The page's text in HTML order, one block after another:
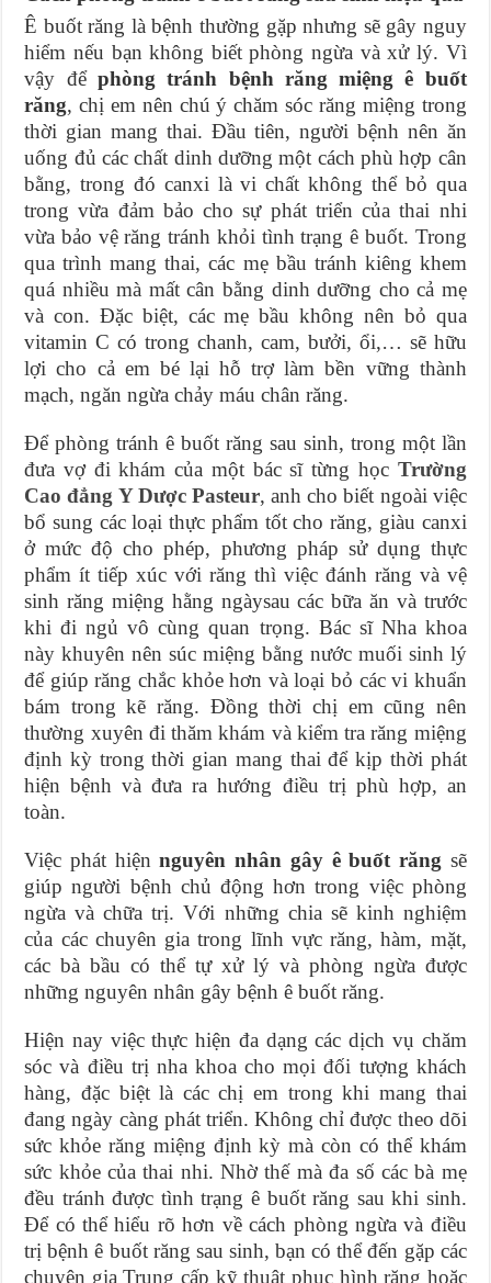
Ê buốt răng là bệnh thường gặp nhưng sẽ gây nguy
hiểm nếu bạn không biết phòng ngừa và xử lý. Vì
vậy để phòng tránh bệnh răng miệng ê buốt
răng, chị em nên chú ý chăm sóc răng miệng trong
thời gian mang thai. Đầu tiên, người bệnh nên ăn
uống đủ các chất dinh dưỡng một cách phù hợp cân
bằng, trong đó canxi là vi chất không thể bỏ qua
trong vừa đảm bảo cho sự phát triển của thai nhi
vừa bảo vệ răng tránh khỏi tình trạng ê buốt. Trong
qua trình mang thai, các mẹ bầu tránh kiêng khem
quá nhiều mà mất cân bằng dinh dưỡng cho cả mẹ
và con. Đặc biệt, các mẹ bầu không nên bỏ qua
vitamin C có trong chanh, cam, bưởi, ổi,… sẽ hữu
lợi cho cả em bé lại hỗ trợ làm bền vững thành
mạch, ngăn ngừa chảy máu chân răng.
Để phòng tránh ê buốt răng sau sinh, trong một lần
đưa vợ đi khám của một bác sĩ từng học Trường
Cao đẳng Y Dược Pasteur, anh cho biết ngoài việc
bổ sung các loại thực phẩm tốt cho răng, giàu canxi
ở mức độ cho phép, phương pháp sử dụng thực
phẩm ít tiếp xúc với răng thì việc đánh răng và vệ
sinh răng miệng hằng ngàysau các bữa ăn và trước
khi đi ngủ vô cùng quan trọng. Bác sĩ Nha khoa
này khuyên nên súc miệng bằng nước muối sinh lý
để giúp răng chắc khỏe hơn và loại bỏ các vi khuẩn
bám trong kẽ răng. Đồng thời chị em cũng nên
thường xuyên đi thăm khám và kiểm tra răng miệng
định kỳ trong thời gian mang thai để kịp thời phát
hiện bệnh và đưa ra hướng điều trị phù hợp, an
toàn.
Việc phát hiệnnguyên nhân gây ê buốt răng sẽ
giúp người bệnh chủ động hơn trong việc phòng
ngừa và chữa trị. Với những chia sẽ kinh nghiệm
của các chuyên gia trong lĩnh vực răng, hàm, mặt,
các bà bầu có thể tự xử lý và phòng ngừa được
những nguyên nhân gây bệnh ê buốt răng.
Hiện nay việc thực hiện đa dạng các dịch vụ chăm
sóc và điều trị nha khoa cho mọi đối tượng khách
hàng, đặc biệt là các chị em trong khi mang thai
đang ngày càng phát triển. Không chỉ được theo dõi
sức khỏe răng miệng định kỳ mà còn có thể khám
sức khỏe của thai nhi. Nhờ thế mà đa số các bà mẹ
đều tránh được tình trạng ê buốt răng sau khi sinh.
Để có thể hiểu rõ hơn về cách phòng ngừa và điều
trị bệnh ê buốt răng sau sinh, bạn có thể đến gặp các
chuyên gia Trung cấp kỹ thuật phục hình răng hoặc